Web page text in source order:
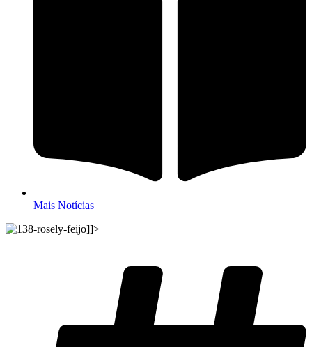
Mais Notícias
]]>